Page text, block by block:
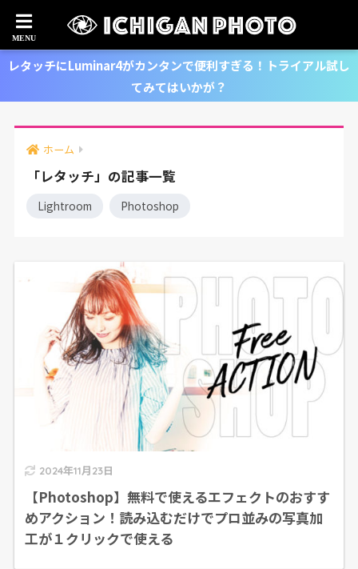
レタッチにLuminar4がカンタンで便利すぎる！トライアル試し
てみてはいかが？
ホーム
「レタッチ」の記事一覧
Lightroom Photoshop
2024年11月23日
【Photoshop】無料で使えるエフェクトのおすす
めアクション！読み込むだけでプロ並みの写真加
工が１クリックで使える